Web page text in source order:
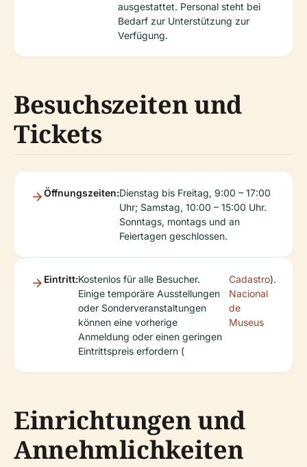
ausgestattet. Personal steht bei
Bedarf zur Unterstützung zur
Verfügung.
Besuchszeiten und
Tickets
Öffnungszeiten:Dienstag bis Freitag, 9:00 – 17:00
Uhr; Samstag, 10:00 – 15:00 Uhr.
Sonntags, montags und an
Feiertagen geschlossen.
Eintritt:Kostenlos für alle Besucher.
Einige temporäre Ausstellungen
oder Sonderveranstaltungen
können eine vorherige
Anmeldung oder einen geringen
Eintrittspreis erfordern (
Cadastro
Nacional
de
Museus
).
Einrichtungen und
Annehmlichkeiten